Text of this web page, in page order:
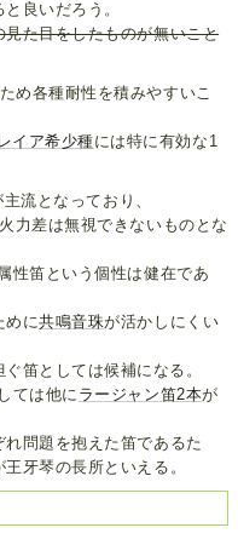
良いだろう。
た目をしたものが無いこと
め各種耐性を積みやすいこ
イア希少種には特に有効な1
流となっており、
力差は無視できないものとな
性笛という個性は健在であ
めに共鳴音珠が活かしにくい
ぐ笛としては候補になる。
ては他にラージャン笛2本が
問題を抱えた笛であるた
牙琴の長所といえる。